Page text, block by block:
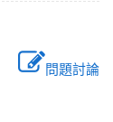
問題討論